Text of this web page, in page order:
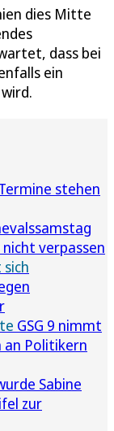
dies Mitte
dass bei
ein
stehen
verpassen
GSG 9 nimmt
Politikern
Sabine
zur